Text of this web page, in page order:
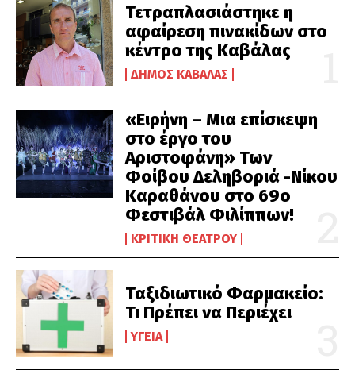
Τετραπλασιάστηκε η
αφαίρεση πινακίδων στο
κέντρο της Καβάλας
ΔΉΜΟΣ ΚΑΒΆΛΑΣ
«Ειρήνη – Μια επίσκεψη
στο έργο του
Αριστοφάνη» Των
Φοίβου Δεληβοριά -Νίκου
Καραθάνου στο 69ο
Φεστιβάλ Φιλίππων!
ΚΡΙΤΙΚΉ ΘΕΆΤΡΟΥ
Ταξιδιωτικό Φαρμακείο:
Τι Πρέπει να Περιέχει
ΥΓΕΊΑ